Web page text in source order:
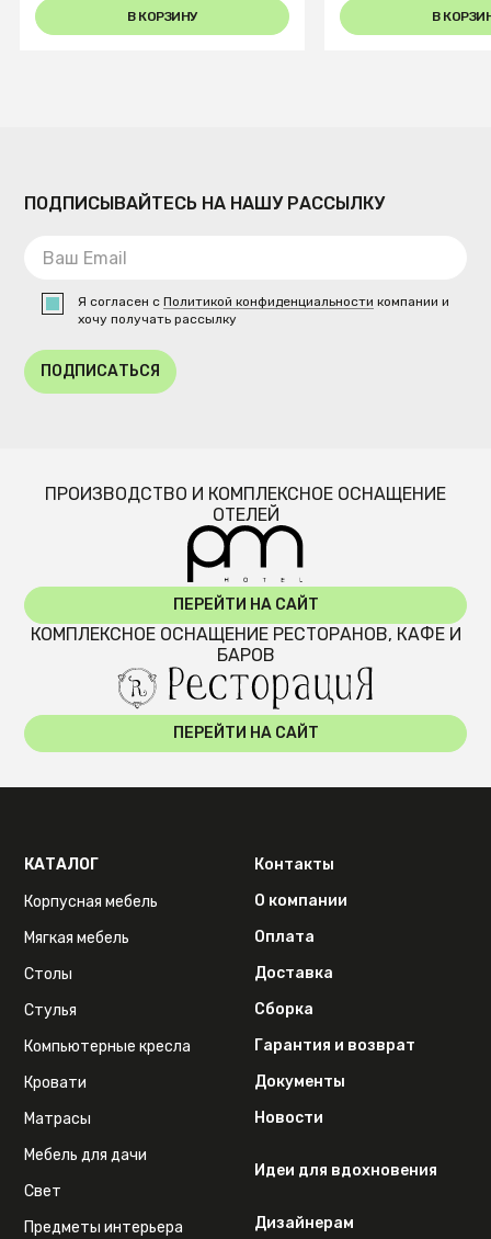
В КОРЗИНУ В
ПОДПИСЫВАЙТЕСЬ НА НАШУ РАССЫЛКУ
Я согласен сПолитикой конфиденциальности компании и
хочу получать рассылку
ПОДПИСАТЬСЯ
ПРОИЗВОДСТВО И КОМПЛЕКСНОЕ ОСНАЩЕНИЕ
ОТЕЛЕЙ
ПЕРЕЙТИ НА САЙТ
КОМПЛЕКСНОЕ ОСНАЩЕНИЕ РЕСТОРАНОВ, КАФЕ И
БАРОВ
ПЕРЕЙТИ НА САЙТ
КАТАЛОГ
Корпусная мебель
Мягкая мебель
Столы
Стулья
Компьютерные кресла
Кровати
Матрасы
Мебель для дачи
Свет
Предметы интерьера
Контакты
О компании
Оплата
Доставка
Сборка
Гарантия и возврат
Документы
Новости
Идеи для вдохновения
Дизайнерам